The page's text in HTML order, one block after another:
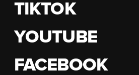
TIKTOK
YOUTUBE
FACEBOOK